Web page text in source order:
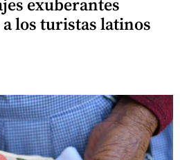
los turistas latinos